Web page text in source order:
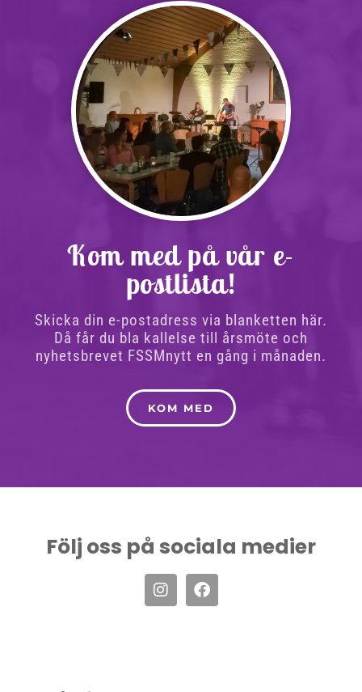
Kom med på vår e-
postlista!
Skicka din e-postadress via blanketten här.
Då får du bla kallelse till årsmöte och
nyhetsbrevet FSSMnytt en gång i månaden.
KOM MED
Följ oss på sociala medier